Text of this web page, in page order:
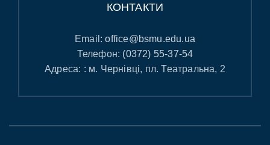
КОНТАКТИ
Email:office@bsmu.edu.ua
Телефон: (0372) 55-37-54
Адреса: : м. Чернівці, пл. Театральна, 2